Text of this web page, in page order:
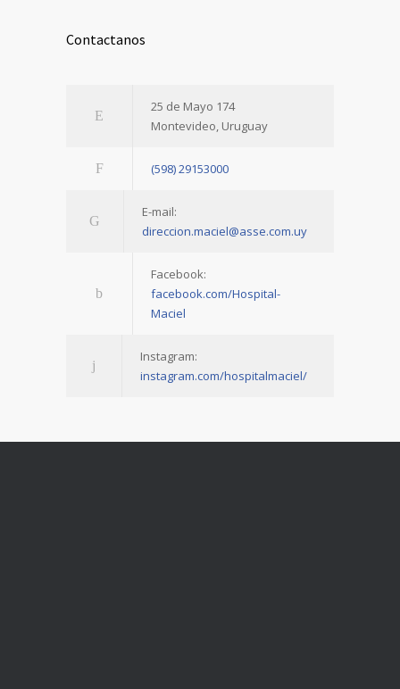
Contactanos
25 de Mayo 174
Montevideo, Uruguay
(598) 29153000
E-mail:
direccion.maciel@asse.com.uy
Facebook:
facebook.com/Hospital-
Maciel
Instagram:
instagram.com/hospitalmaciel/